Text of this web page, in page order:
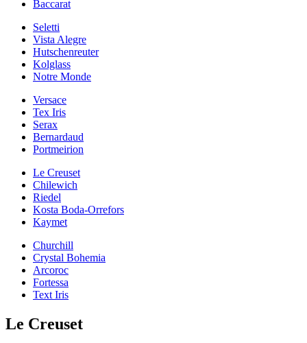
Baccarat
Seletti
Vista Alegre
Hutschenreuter
Kolglass
Notre Monde
Versace
Tex Iris
Serax
Bernardaud
Portmeirion
Le Creuset
Chilewich
Riedel
Kosta Boda-Orrefors
Kaymet
Churchill
Crystal Bohemia
Arcoroc
Fortessa
Text Iris
Le Creuset